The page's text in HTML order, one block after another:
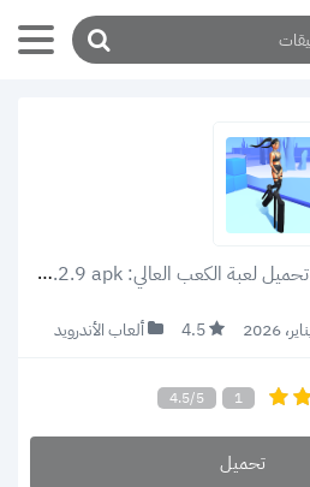
تحميل لعبة الكعب العالي: High Heels v3.2.9 apk احدث إصدار 2022 (رابط مباشر)
4.5 ألعاب الأندرويد
4.5/5 1
تحميل